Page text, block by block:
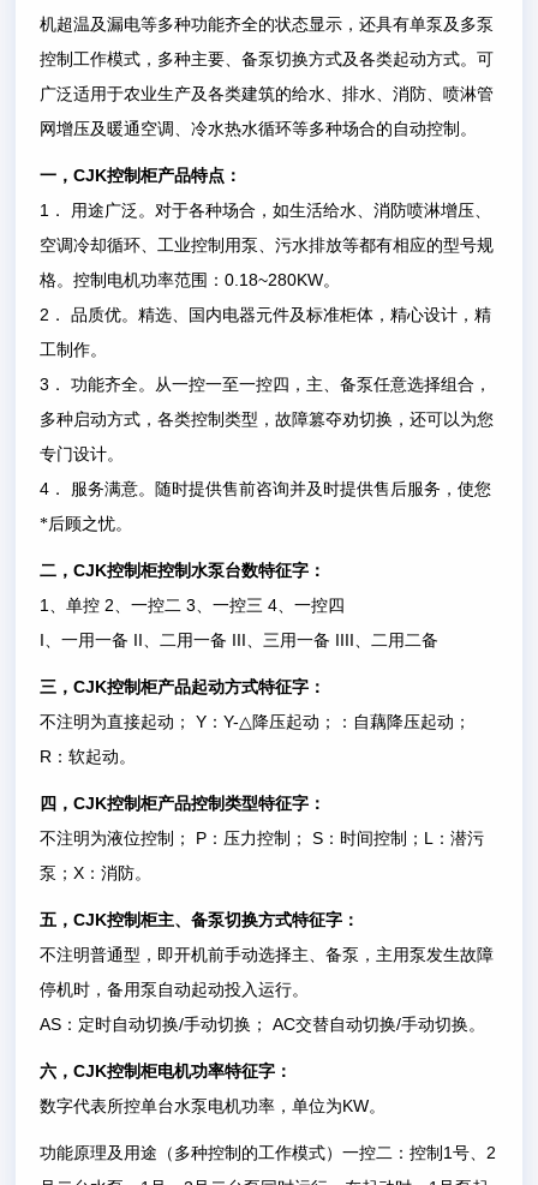
机超温及漏电等多种功能齐全的状态显示，还具有单泵及多泵
控制工作模式，多种主要、备泵切换方式及各类起动方式。可
广泛适用于农业生产及各类建筑的给水、排水、消防、喷淋管
网增压及暖通空调、冷水热水循环等多种场合的自动控制。
一，CJK控制柜产品特点：
1 ．
用途广泛。对于各种场合，如生活给水、消防喷淋增压、
空调冷却循环、工业控制用泵、污水排放等都有相应的型号规
格。控制电机功率范围：0.18~280KW。
2 ．
品质优。精选、国内电器元件及标准柜体，精心设计，精
工制作。
3 ．
功能齐全。从一控一至一控四，主、备泵任意选择组合，
多种启动方式，各类控制类型，故障篡夺劝切换，还可以为您
专门设计。
4 ．
服务满意。随时提供售前咨询并及时提供售后服务，使您
*后顾之忧。
二，CJK控制柜控制水泵台数特征字：
1 、单控 2、一控二 3、一控三 4、一控四
I、一用一备 II、二用一备 III、三用一备 IIII、二用二备
三，CJK控制柜产品起动方式特征字：
不注明为直接起动；
Y ：Y-△ 降压起动； ：自藕降压起动；
R ：软起动。
四，CJK控制柜产品控制类型特征字：
不注明为液位控制；
P ：压力控制； S ：时间控制； L
：潜污
泵；X ：消防。
五，CJK控制柜主、备泵切换方式特征字：
不注明普通型，即开机前手动选择主、备泵，主用泵发生故障
停机时，备用泵自动起动投入运行。
AS ：定时自动切换/手动切换； AC交替自动切换/手动切换。
六，CJK控制柜电机功率特征字：
数字代表所控单台水泵电机功率，单位为KW。
功能原理及用途（多种控制的工作模式）一控二：控制 1号、2